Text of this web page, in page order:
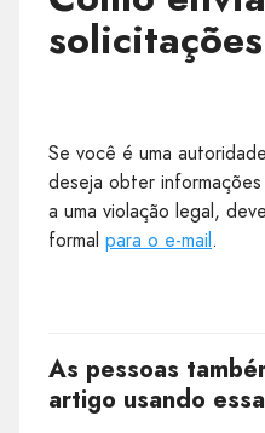
Se você é uma
deseja obter
a uma violação legal,
formal para o e-mail.
As pessoas
artigo usando